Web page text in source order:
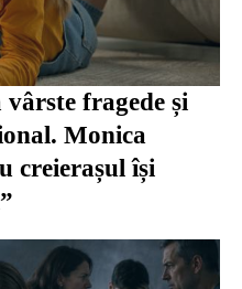
fragede și
Monica
creierașul își